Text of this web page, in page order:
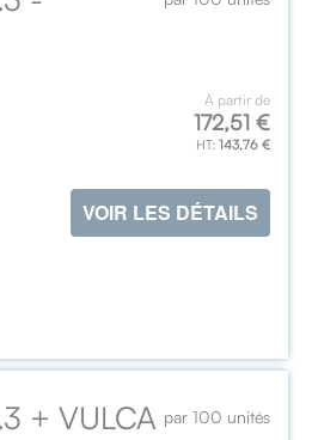
À partir de
172,51 €
143,76 €
VOIR LES DÉTAILS
par 100 unités
+ VULCA